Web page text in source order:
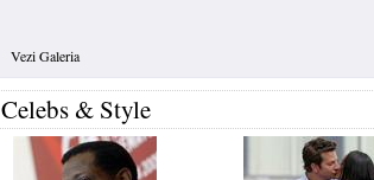
Vezi Galeria
Celebs & Style